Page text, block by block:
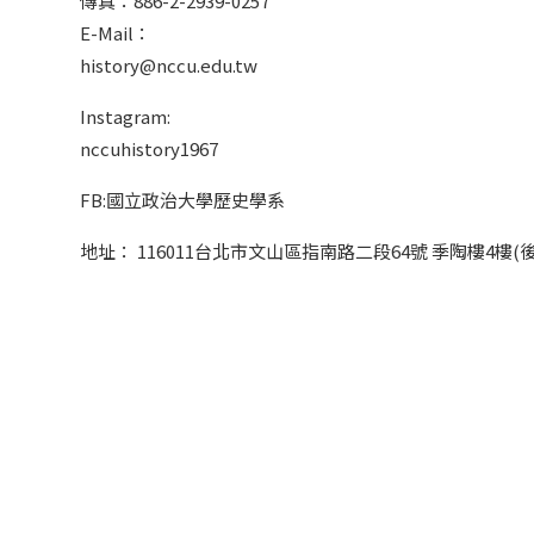
E-Mail：
history@nccu.edu.tw
Instagram:
nccuhistory1967
FB:國立政治大學歷史學系
地址： 116011台北市文山區指南路二段64號 季陶樓4樓(